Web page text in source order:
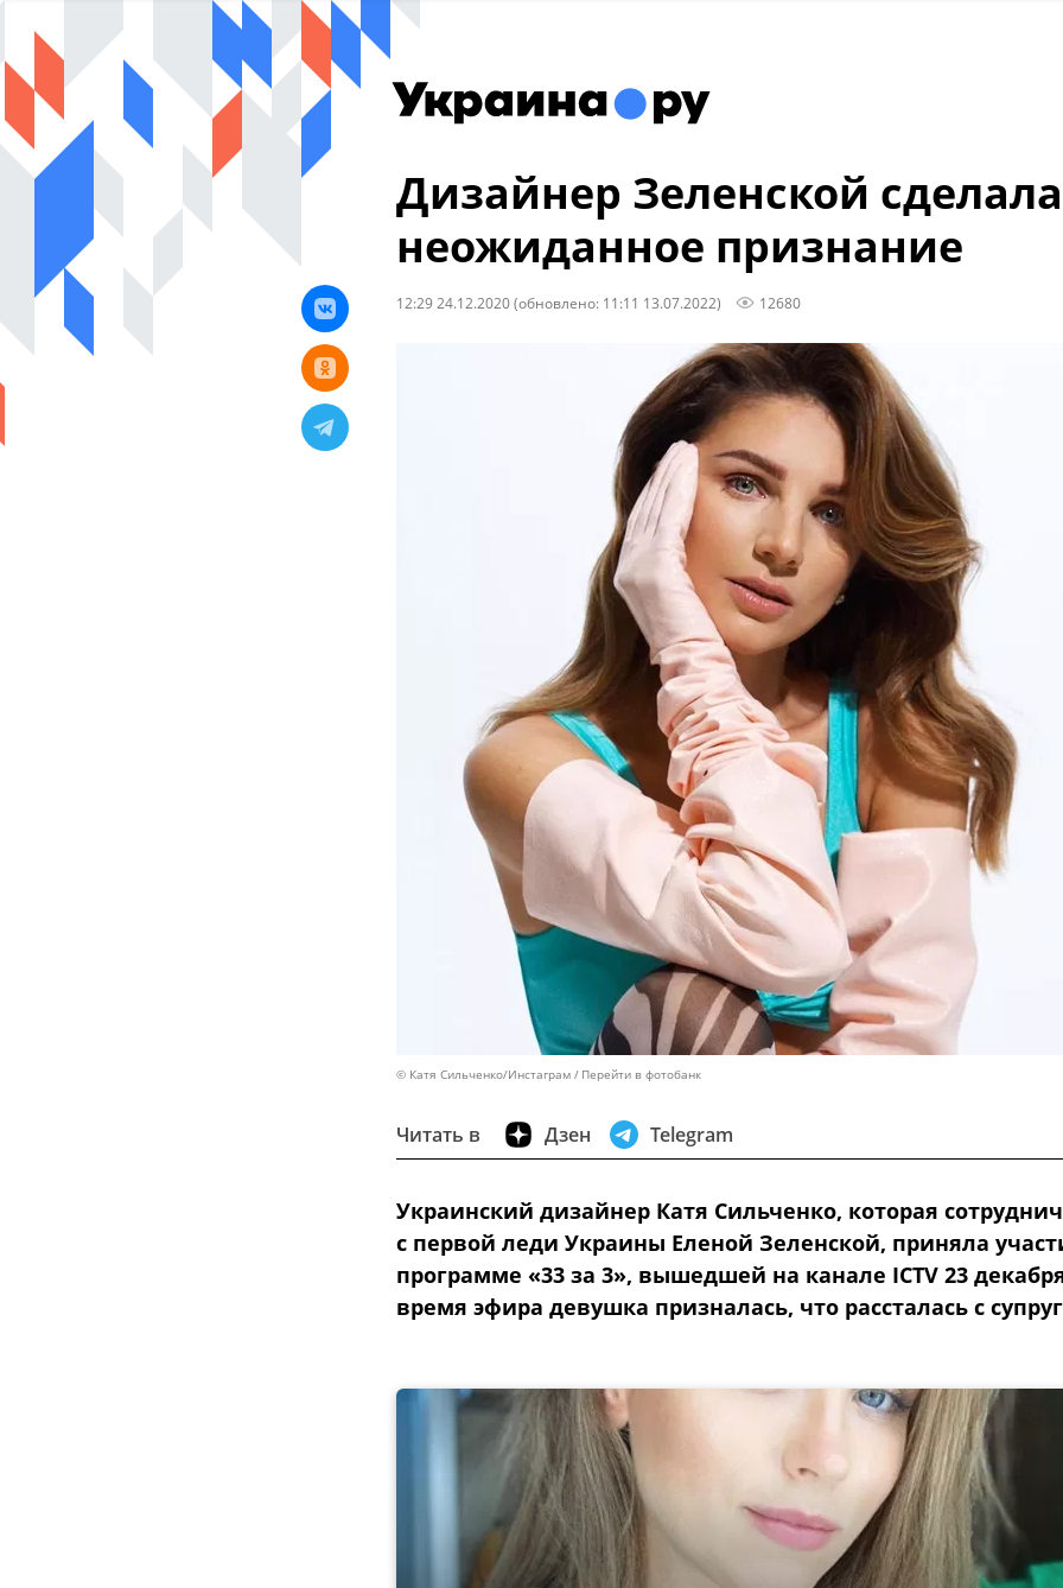
Дизайнер Зеленской сделала
неожиданное признание
12:29 24.12.2020(обновлено: 11:11 13.07.2022) 12680
© Катя Сильченко/Инстаграм Перейти в фотобанк
Читать в Дзен Telegram
Украинский дизайнер Катя Сильченко, которая
с первой леди Украины Еленой Зеленской, приняла
программе «33 за 3», вышедшей на канале ICTV 23
время эфира девушка призналась, что рассталась с